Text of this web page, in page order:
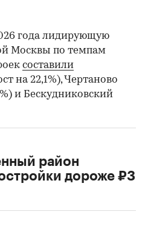
года лидирующую
Москвы по темпам
составили
на 22,1%), Чертаново
и Бескудниковский
район
дороже ₽3